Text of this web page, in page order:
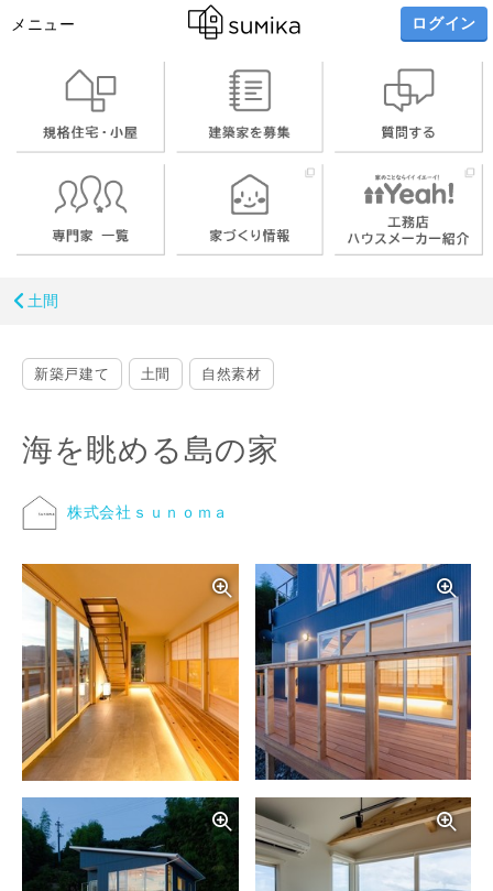
メニュー ログイン
土間
新築戸建て 土間 自然素材
海を眺める島の家
株式会社ｓｕｎｏｍａ
写真を拡大する
写真を拡大する